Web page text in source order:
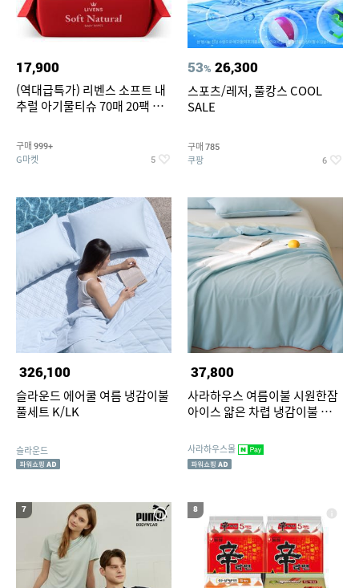
17,900
(역대급특가) 리벤스 소프트 내
추럴 아기물티슈 70매 20팩 캡
구매 999+
G마켓 5
53% 26,300
스포츠/레저, 풀캉스 COOL
SALE
구매 785
쿠팡 6
326,100
슬라운드 에어쿨 여름 냉감이불
풀세트 K/LK
슬라운드
37,800
사라하우스 여름이불 시원한잠
아이스 얇은 차렵 냉감이불 아이
사라하우스몰
7 8